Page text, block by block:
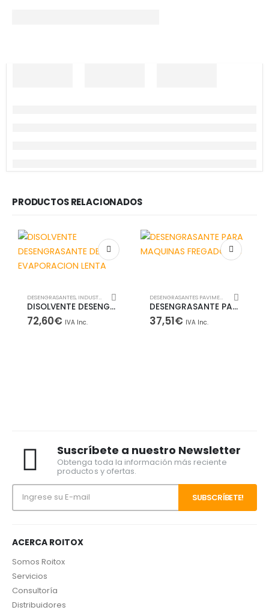
PRODUCTOS RELACIONADOS
DESENGRASANTES, INDUSTRY
DISOLVENTE DESENGRASANTE DE EVAPORACION LENTA
72,60€ IVA Inc.
DESENGRASANTES PAVIMENTOS ,INDUSTRY
DESENGRASANTE PARA MAQUINAS FREGADORAS
37,51€ IVA Inc.
Suscríbete a nuestro Newsletter
Obtenga toda la información más reciente
productos y ofertas.
ACERCA ROITOX
Somos Roitox
Servicios
Consultoría
Distribuidores